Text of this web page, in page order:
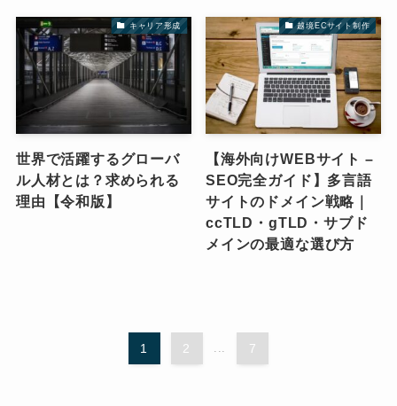
キャリア形成
世界で活躍するグローバ
ル人材とは？求められる
理由【令和版】
越境ECサイト制作
【海外向けWEBサイト –
SEO完全ガイド】多言語
サイトのドメイン戦略｜
ccTLD・gTLD・サブド
メインの最適な選び方
1 2 ... 7